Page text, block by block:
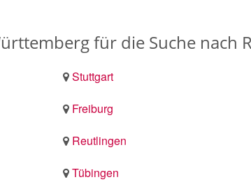
für die Suche nach
Stuttgart
Freiburg
Reutlingen
Tübingen